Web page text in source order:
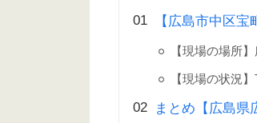
【広島市中区
【現場の場所
【現場の状況
まとめ【広島県